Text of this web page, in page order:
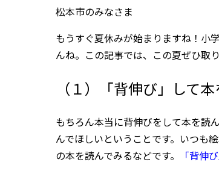
松本市のみなさま
もうすぐ夏休みが始まりますね！小
んね。この記事では、この夏ぜひ取
（１）「背伸び」して本
もちろん本当に背伸びをして本を読
んでほしいということです。いつも
の本を読んでみるなどです。
「背伸